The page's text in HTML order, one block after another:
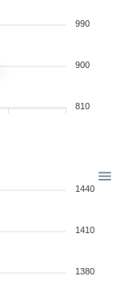
990
900
810
1440
1410
1380